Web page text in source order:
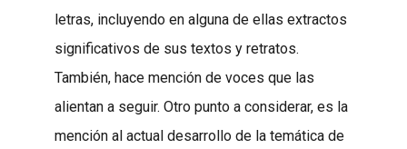
letras, incluyendo en alguna de ellas extractos
significativos de sus textos y retratos.
También, hace mención de voces que las
alientan a seguir. Otro punto a considerar, es la
mención al actual desarrollo de la temática de